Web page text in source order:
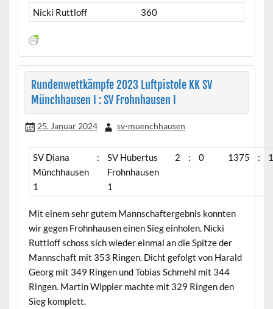
Nicki Ruttloff
360
Rundenwettkämpfe 2023 Luftpistole KK SV
Münchhausen I : SV Frohnhausen I
25. Januar 2024 sv-muenchhausen
SV Diana
Münchhausen
1
:
SV Hubertus
Frohnhausen
1
2 : 0 1375 :
Mit einem sehr gutem Mannschaftergebnis konnten
wir gegen Frohnhausen einen Sieg einholen. Nicki
Ruttloff schoss sich wieder einmal an die Spitze der
Mannschaft mit 353 Ringen. Dicht gefolgt von Harald
Georg mit 349 Ringen und Tobias Schmehl mit 344
Ringen. Martin Wippler machte mit 329 Ringen den
Sieg komplett.